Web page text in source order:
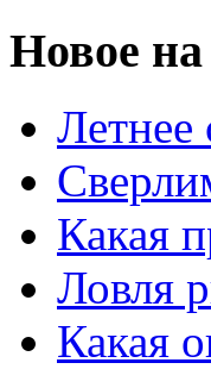
Новое на
Летнее
Какая
Ловля
Какая